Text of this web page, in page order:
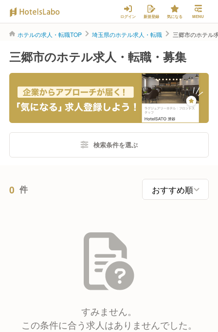
ログイン 新規登録 気になる MENU
ホテルの求人・転職TOP 埼玉県のホテル求人・転職 三郷市のホテル
三郷市のホテル求人・転職・募集
検索条件を選ぶ
0 件
すみません。
この条件に合う求人はありませんでした。